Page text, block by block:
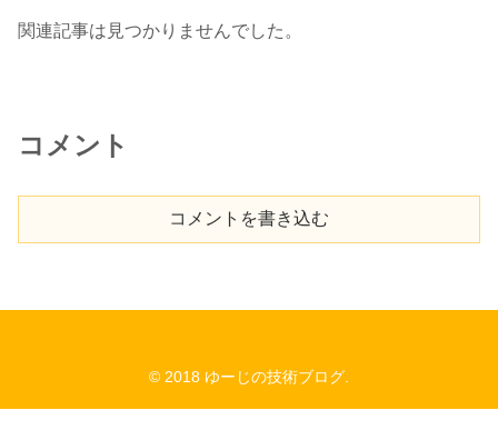
関連記事は見つかりませんでした。
コメント
コメントを書き込む
© 2018 ゆーじの技術ブログ.